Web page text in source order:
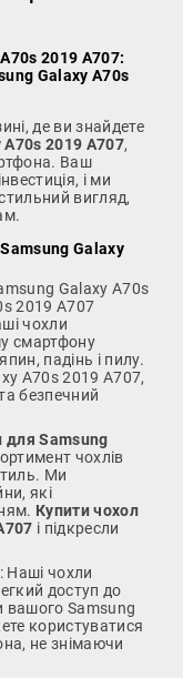
2019 A707:
Galaxy A70s
де ви знайдете
2019 A707,
Ваш
і ми
вигляд,
Galaxy
Galaxy A70s
2019 A707
чохли
смартфону
падінь і пилу.
A70s 2019 A707,
безпечний
для Samsung
чохлів
Ми
які
Купити чохол
і підкресли
Наші чохли
доступ до
вашого Samsung
користуватися
не знімаючи